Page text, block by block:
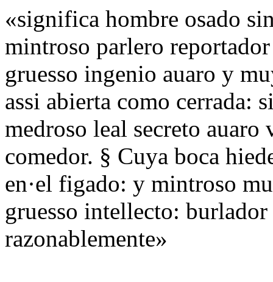
«significa hombre osado
mintroso parlero
gruesso ingenio auaro y
assi abierta como cerrada:
medroso leal secreto
comedor. § Cuya boca
en·el figado: y mintroso
gruesso intellecto:
razonablemente»